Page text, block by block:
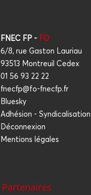
FNEC FP - FO
6/8, rue Gaston Lauriau
93513 Montreuil Cedex
01 56 93 22 22
fnecfp@fo-fnecfp.fr
Bluesky
Adhésion - Syndicalisation
Déconnexion
Mentions légales
Partenaires